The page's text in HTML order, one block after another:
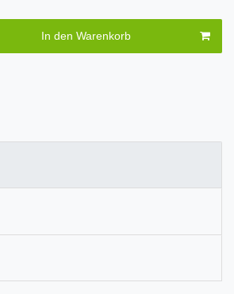
In den Warenkorb